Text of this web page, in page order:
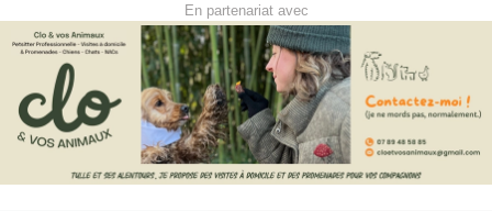
En partenariat avec